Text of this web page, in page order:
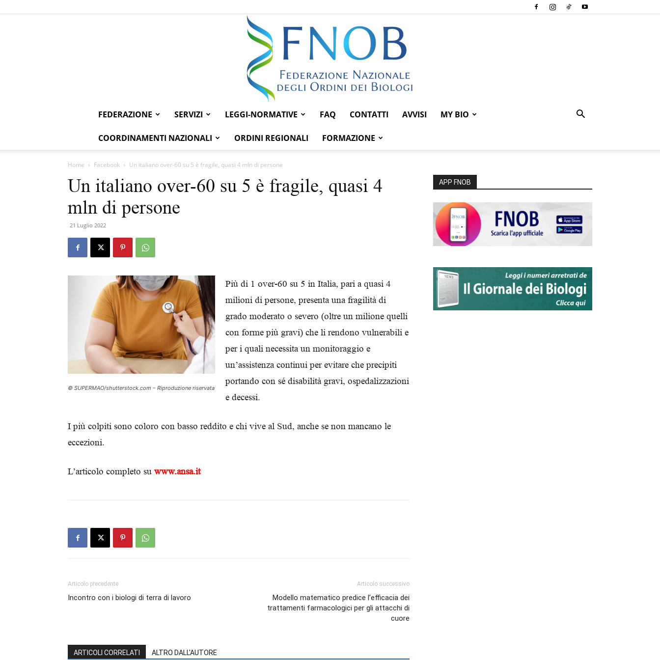
Federazione
Nazionale
FEDERAZIONE SERVIZI LEGGI-NORMATIVE FAQ CONTATTI AVVISI MY BIO
COORDINAMENTI NAZIONALI ORDINI REGIONALI FORMAZIONE
Home Facebook Un italiano over-60 su 5 è fragile, quasi 4 mln di persone
Un italiano over-60 su 5 è fragile, quasi 4
mln di persone
21 Luglio 2022
© SUPERMAO/shutterstock.com – Riproduzione riservata
Più di 1 over-60 su 5 in Italia, pari a quasi 4
milioni di persone, presenta una fragilità di
grado moderato o severo (oltre un milione quelli
con forme più gravi) che li rendono vulnerabili e
per i quali necessita un monitoraggio e
un’assistenza continui per evitare che precipiti
portando con sé disabilità gravi, ospedalizzazioni
e decessi.
I più colpiti sono coloro con basso reddito e chi vive al Sud, anche se non mancano le
eccezioni.
L’articolo completo su www.ansa.it
Articolo precedente
Incontro con i biologi di terra di lavoro
Articolo successivo
Modello matematico predice l’efficacia dei
trattamenti farmacologici per gli attacchi di
cuore
ARTICOLI CORRELATI ALTRO DALL'AUTORE
APP FNOB